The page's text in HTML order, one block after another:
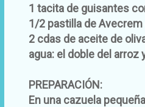
1 tacita de guisantes
1/2 pastilla de
2 cdas de aceite de
agua: el doble del
PREPARACIÓN:
En una cazuela